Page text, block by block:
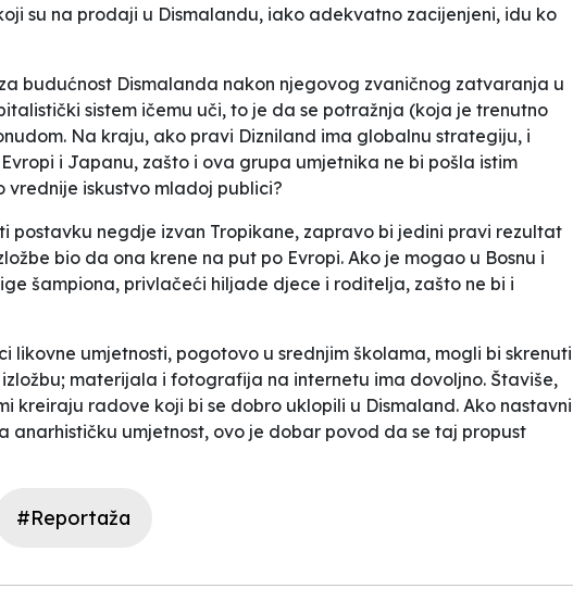
su na prodaji u Dismalandu, iako adekvatno zacijenjeni, idu ko
budućnost Dismalanda nakon njegovog zvaničnog zatvaranja u
sistem ičemu uči, to je da se potražnja (koja je trenutno
Na kraju, ako pravi Dizniland ima globalnu strategiju, i
i Japanu, zašto i ova grupa umjetnika ne bi pošla istim
iskustvo mladoj publici?
postavku negdje izvan Tropikane, zapravo bi jedini pravi rezultat
bio da ona krene na put po Evropi. Ako je mogao u Bosnu i
šampiona, privlačeći hiljade djece i roditelja, zašto ne bi i
likovne um­jetnosti, pogotovo u srednjim školama, mogli bi skrenuti
materijala i fotografija na internetu ima dovoljno. Štaviše,
kreiraju radove koji bi se dobro uklopili u Dismaland. Ako nastavni
anarhističku umjetnost, ovo je dobar povod da se taj propust
#Reportaža